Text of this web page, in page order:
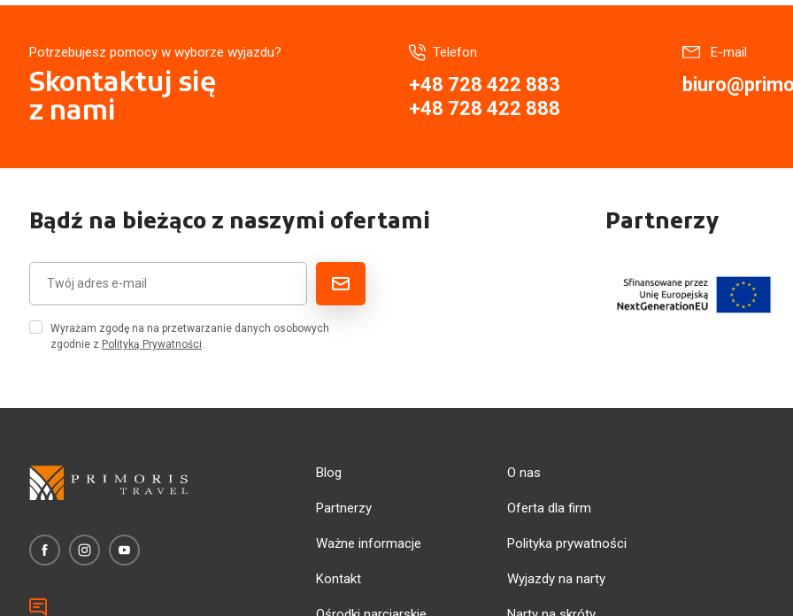
Potrzebujesz pomocy w wyborze wyjazdu?
Skontaktuj się
z nami
Telefon
+48 728 422 883
+48 728 422 888
E-mail
Bądź na bieżąco z naszymi ofertami
Wyrażam zgodę na na przetwarzanie danych osobowych
zgodnie z Polityką Prywatności.
Partnerzy
Blog O nas
Partnerzy Oferta dla firm
Ważne informacje Polityka prywatności
Kontakt Wyjazdy na narty